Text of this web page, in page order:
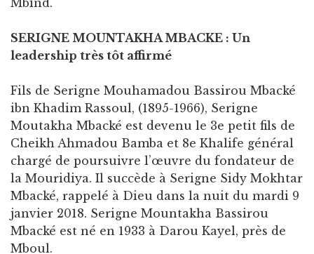
SERIGNE MOUNTAKHA MBACKE : Un
leadership très tôt affirmé
Fils de Serigne Mouhamadou Bassirou Mbacké
ibn Khadim Rassoul, (1895-1966), Serigne
Moutakha Mbacké est devenu le 3e petit fils de
Cheikh Ahmadou Bamba et 8e Khalife général
chargé de poursuivre l’œuvre du fondateur de
la Mouridiya. Il succède à Serigne Sidy Mokhtar
Mbacké, rappelé à Dieu dans la nuit du mardi 9
janvier 2018. Serigne Mountakha Bassirou
Mbacké est né en 1933 à Darou Kayel, près de
Mboul.